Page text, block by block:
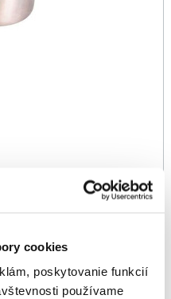
cookies
poskytovanie funkcií
používame
úchytom 600ml